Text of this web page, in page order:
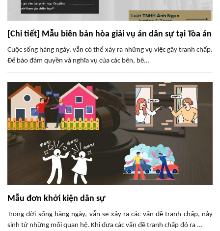
[Chi tiết] Mẫu biên bản hòa giải vụ án dân sự tại Tòa án
Cuộc sống hàng ngày, vẫn có thể xảy ra những vụ việc gây tranh chấp.
Để bảo đảm quyền và nghĩa vụ của các bên, bê...
Mẫu đơn khởi kiện dân sự
Trong đời sống hàng ngày, vẫn sẽ xảy ra các vấn đề tranh chấp, nảy
sinh từ những mối quan hệ. Khi đưa các vấn đề tranh chấp đó ra ...